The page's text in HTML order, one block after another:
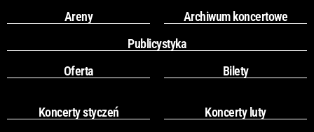
Areny
Archiwum koncertowe
Publicystyka
Oferta
Bilety
Koncerty styczeń
Koncerty luty